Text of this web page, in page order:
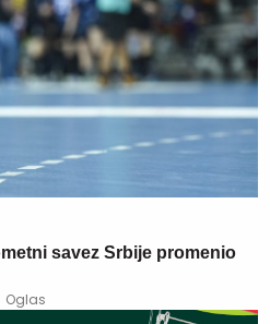
savez Srbije promenio